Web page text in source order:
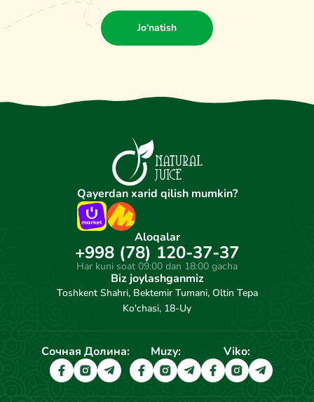
Jo‘natish
Qayerdan xarid qilish mumkin?
Aloqalar
+998 (78) 120-37-37
Har kuni soat 09:00 dan 18:00 gacha
Biz joylashganmiz
Toshkent Shahri, Bektemir Tumani, Oltin Tepa
Ko'chasi, 18-Uy
Сочная Долина: Muzy: Viko: